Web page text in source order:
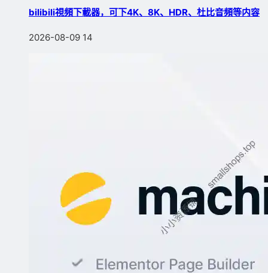
bilibili視頻下載器，可下4K、8K、HDR、杜比音頻等内容
2026-08-09 14